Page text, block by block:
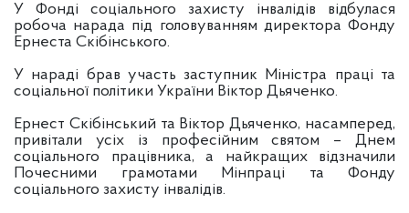
У Фонді соціального захисту інвалідів відбулася
робоча нарада під головуванням директора Фонду
Ернеста Скібінського.
У нараді брав участь заступник Міністра праці та
соціальної політики України Віктор Дьяченко.
Ернест Скібінський та Віктор Дьяченко, насамперед,
привітали усіх із професійним святом – Днем
соціального працівника, а найкращих відзначили
Почесними грамотами Мінпраці та Фонду
соціального захисту інвалідів.